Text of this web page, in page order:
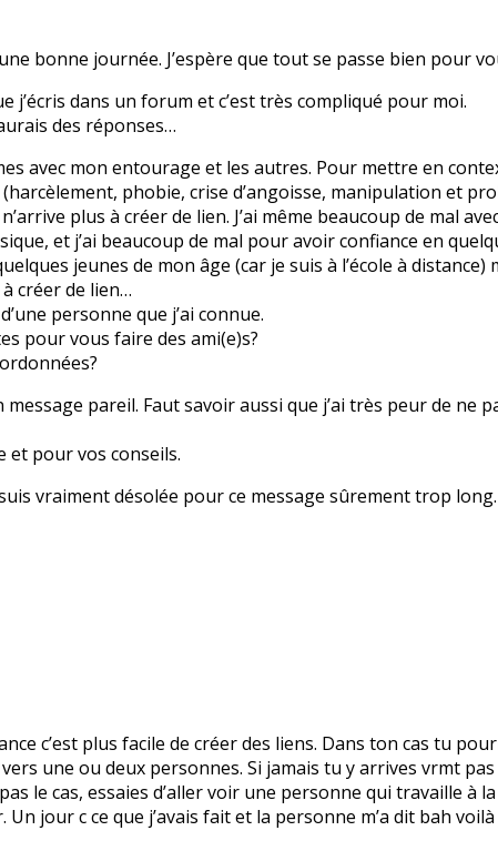
bonne journée. J’espère que tout se passe bien pour
j’écris dans un forum et c’est très compliqué pour moi.
des réponses…
avec mon entourage et les autres. Pour mettre en
phobie, crise d’angoisse, manipulation et
plus à créer de lien. J’ai même beaucoup de mal
et j’ai beaucoup de mal pour avoir confiance en
jeunes de mon âge (car je suis à l’école à
créer de lien…
personne que j’ai connue.
pour vous faire des ami(e)s?
pareil. Faut savoir aussi que j’ai très peur de ne
et pour vos conseils.
vraiment désolée pour ce message sûrement trop long.
c’est plus facile de créer des liens. Dans ton cas tu
une ou deux personnes. Si jamais tu y arrives vrmt
le cas, essaies d’aller voir une personne qui travaille à
jour c ce que j’avais fait et la personne m’a dit bah